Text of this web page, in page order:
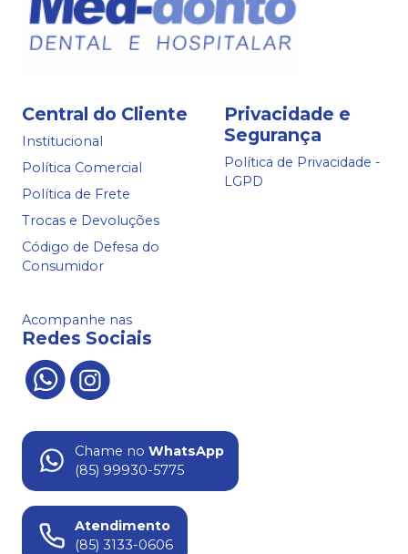
Central do Cliente
Institucional
Política Comercial
Política de Frete
Trocas e Devoluções
Código de Defesa do
Consumidor
Privacidade e
Segurança
Política de Privacidade -
LGPD
Acompanhe nas
Redes Sociais
Chame no WhatsApp
(85) 99930-5775
Atendimento
(85) 3133-0606